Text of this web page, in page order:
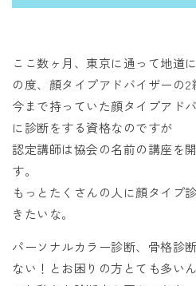
ここ数ヶ月、東京に通って地道
の度、顔タイプアドバイザーの2
今まで持っていた顔タイプアド
に診断をする資格なのですが
認定講師は協会の名前の講座を
す。
もっとたくさんの人に顔タイプ
きたいな。
パーソナルカラー診断、骨格診
ない！とお困りの方とても多いん